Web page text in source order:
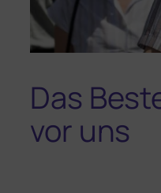
Das
vor uns